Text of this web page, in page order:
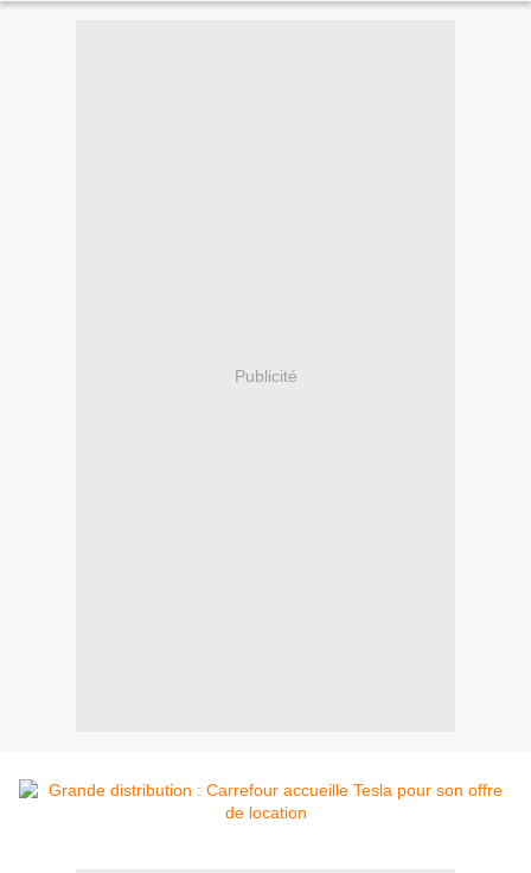
Publicité